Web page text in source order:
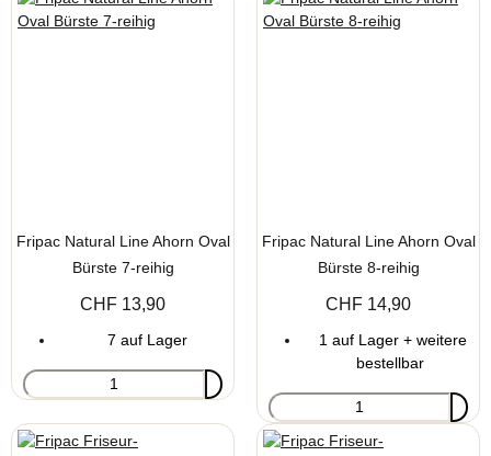
Fripac Natural Line Ahorn Oval
Bürste 7-reihig
CHF 13,90
7 auf Lager
Fripac Natural Line Ahorn Oval
Bürste 8-reihig
CHF 14,90
1 auf Lager + weitere
bestellbar